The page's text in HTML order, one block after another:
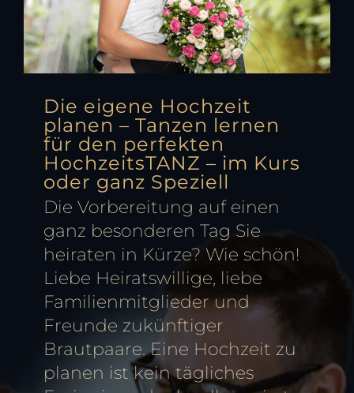
Die eigene Hochzeit
planen – Tanzen lernen
für den perfekten
HochzeitsTANZ – im Kurs
oder ganz Speziell
Die Vorbereitung auf einen
ganz besonderen Tag Sie
heiraten in Kürze? Wie schön!
Liebe Heiratswillige, liebe
Familienmitglieder und
Freunde zukünftiger
Brautpaare. Eine Hochzeit zu
planen ist kein tägliches